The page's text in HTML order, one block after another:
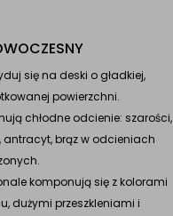
się na deski o gładkiej,
powierzchni.
chłodne odcienie: szarości,
antracyt, brąz w odcieniach
komponują się z kolorami
dużymi przeszkleniami i